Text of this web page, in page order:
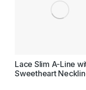
Lace Slim A-Line
Sweetheart